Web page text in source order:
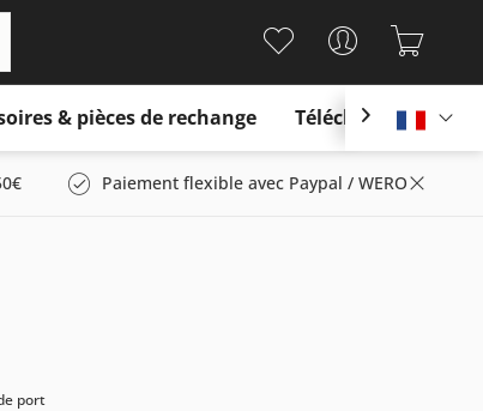
& pièces de rechange Télécharger

Paiement flexible avec Paypal / WERO
port